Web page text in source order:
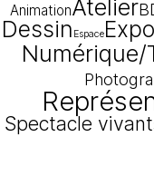
AnimationAtelier
Dessin Espace
Numérique/
Spectacle vivant